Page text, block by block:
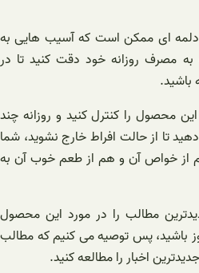
دلمه ای ممکن است که آسیب هایی به
مصرف روزانه خود دقت کنید تا در
باشید.
محصول را کنترل کنید و روزانه چند
تا از حالت افراط خارج نشوید، شما
خواص آن و هم از طعم خوب آن به
مطالب را در مورد این محصول
باشید، پس توصیه می کنیم که مطالب
اخبار را مطالعه کنید.